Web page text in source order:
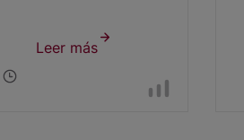
Leer mássobre
Caramel